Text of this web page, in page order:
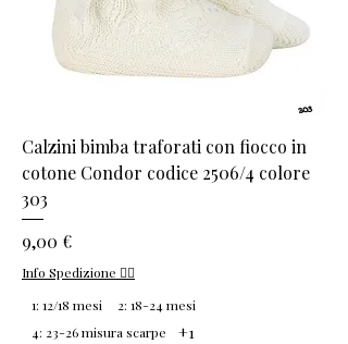
Calzini bimba traforati con fiocco in
cotone Condor codice 2506/4 colore
303
Prezzo
9,00 €
Info Spedizione 👈🏻
1: 12/18 mesi
2: 18-24 mesi
4: 23-26 misura scarpe
+1